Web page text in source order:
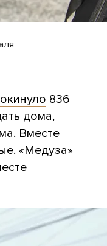
836
дома,
Вместе
«Медуза»